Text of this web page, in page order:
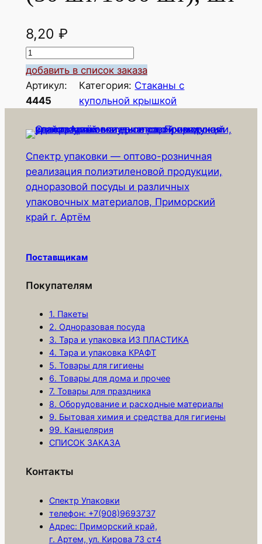
8,20 ₽
К
о
л
и
е
т
в
о
т
о
р
а
т
добавить в список заказа
Артикул:
4445
Категория: Стаканы с
купольной крышкой
Спектр упаковки — оптово-розничная
реализация полиэтиленовой продукции,
одноразовой посуды и различных
упаковочных материалов, Приморский
край г. Артём
Поставщикам
Покупателям
1. Пакеты
2. Одноразовая посуда
3. Тара и упаковка ИЗ ПЛАСТИКА
4. Тара и упаковка КРАФТ
5. Товары для гигиены
6. Товары для дома и прочее
7. Товары для праздника
8. Оборудование и расходные материалы
9. Бытовая химия и средства для гигиены
99. Канцелярия
СПИСОК ЗАКАЗА
Контакты
Спектр Упаковки
телефон: +7(908)9693737
Адрес: Приморский край,
г. Артем, ул. Кирова 73 ст4